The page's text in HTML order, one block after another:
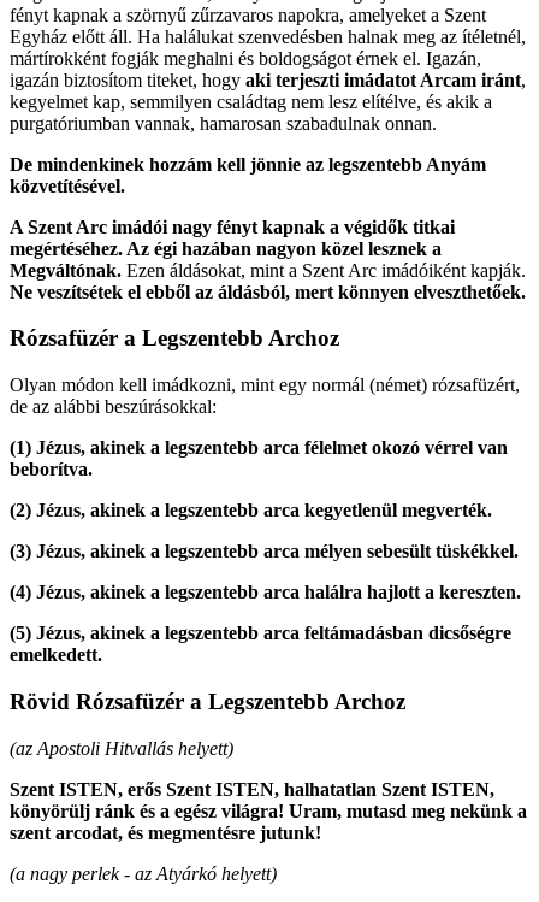
fényt kapnak a szörnyű zűrzavaros napokra, amelyeket a Szent
Egyház előtt áll. Ha halálukat szenvedésben halnak meg az ítéletnél,
mártírokként fogják meghalni és boldogságot érnek el. Igazán,
igazán biztosítom titeket, hogy aki terjeszti imádatot Arcam iránt,
kegyelmet kap, semmilyen családtag nem lesz elítélve, és akik a
purgatóriumban vannak, hamarosan szabadulnak onnan.
De mindenkinek hozzám kell jönnie az legszentebb Anyám
közvetítésével.
A Szent Arc imádói nagy fényt kapnak a végidők titkai
megértéséhez. Az égi hazában nagyon közel lesznek a
Megváltónak. Ezen áldásokat, mint a Szent Arc imádóiként kapják.
Ne veszítsétek el ebből az áldásból, mert könnyen elveszthetőek.
Rózsafüzér a Legszentebb Archoz
Olyan módon kell imádkozni, mint egy normál (német) rózsafüzért,
de az alábbi beszúrásokkal:
(1) Jézus, akinek a legszentebb arca félelmet okozó vérrel van
beborítva.
(2) Jézus, akinek a legszentebb arca kegyetlenül megverték.
(3) Jézus, akinek a legszentebb arca mélyen sebesült tüskékkel.
(4) Jézus, akinek a legszentebb arca halálra hajlott a kereszten.
(5) Jézus, akinek a legszentebb arca feltámadásban dicsőségre
emelkedett.
Rövid Rózsafüzér a Legszentebb Archoz
(az Apostoli Hitvallás helyett)
Szent ISTEN, erős Szent ISTEN, halhatatlan Szent ISTEN,
könyörülj ránk és a egész világra! Uram, mutasd meg nekünk a
szent arcodat, és megmentésre jutunk!
(a nagy perlek - az Atyárkó helyett)